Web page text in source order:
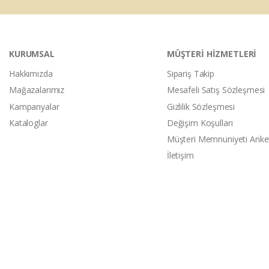
KURUMSAL
Hakkımızda
Mağazalarımız
Kampanyalar
Kataloglar
MÜŞTERİ HİZMETLERİ
Sipariş Takip
Mesafeli Satış Sözleşmesi
Gizlilik Sözleşmesi
Değişim Koşulları
Müşteri Memnuniyeti
İletişim